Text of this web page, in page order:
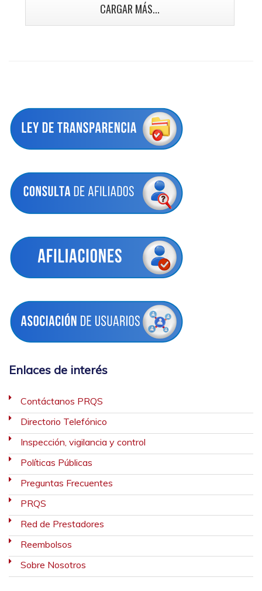
CARGAR MÁS...
Enlaces de interés
Contáctanos PRQS
Directorio Telefónico
Inspección, vigilancia y control
Políticas Públicas
Preguntas Frecuentes
PRQS
Red de Prestadores
Reembolsos
Sobre Nosotros